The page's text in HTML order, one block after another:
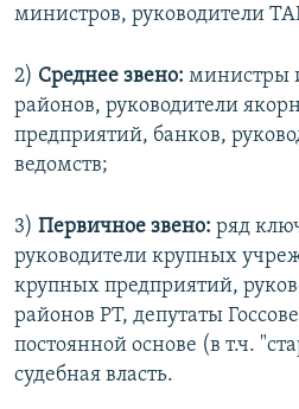
министров, руководители
2) Среднее звено: министры
районов, руководители
предприятий, банков,
ведомств;
3) Первичное звено: ряд
руководители крупных
крупных предприятий,
районов РТ, депутаты
постоянной основе (в т.ч.
судебная власть.